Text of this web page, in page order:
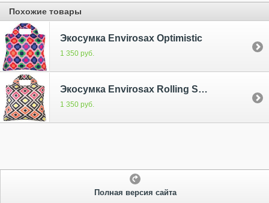
Похожие товары
Экосумка Envirosax Optimistic
1 350 руб.
Экосумка Envirosax Rolling Stone 3
1 350 руб.
Полная версия сайта